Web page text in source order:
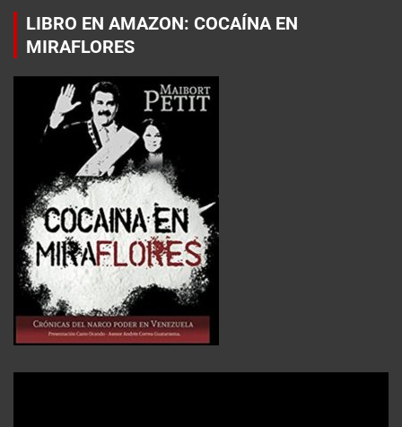
LIBRO EN AMAZON: COCAÍNA EN
MIRAFLORES